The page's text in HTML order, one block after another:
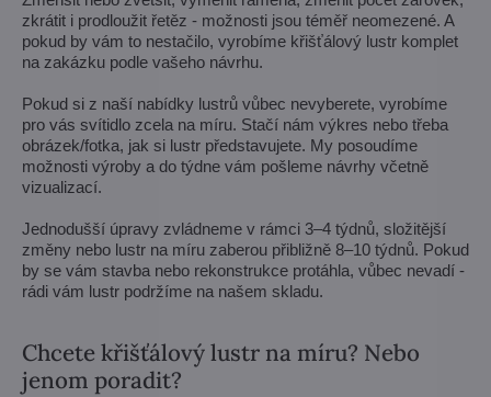
zkrátit i prodloužit řetěz - možnosti jsou téměř neomezené. A
pokud by vám to nestačilo, vyrobíme křišťálový lustr komplet
na zakázku podle vašeho návrhu.
Pokud si z naší nabídky lustrů vůbec nevyberete, vyrobíme
pro vás svítidlo zcela na míru. Stačí nám výkres nebo třeba
obrázek/fotka, jak si lustr představujete. My posoudíme
možnosti výroby a do týdne vám pošleme návrhy včetně
vizualizací.
Jednodušší úpravy zvládneme v rámci 3–4 týdnů, složitější
změny nebo lustr na míru zaberou přibližně 8–10 týdnů. Pokud
by se vám stavba nebo rekonstrukce protáhla, vůbec nevadí -
rádi vám lustr podržíme na našem skladu.
Chcete křišťálový lustr na míru? Nebo
jenom poradit?